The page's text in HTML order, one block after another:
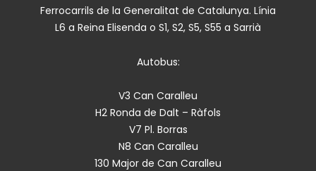
Ferrocarrils de la Generalitat de Catalunya. Línia
L6 a Reina Elisenda o S1, S2, S5, S55 a Sarrià
Autobus:
V3 Can Caralleu
H2 Ronda de Dalt – Ràfols
V7 Pl. Borras
N8 Can Caralleu
130 Major de Can Caralleu